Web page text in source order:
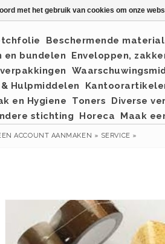
Beschermende
en bundelen
Enveloppen,
Hulpmiddelen
en Hygiene
Toners
Diverse
stichting
Horeca Maak
ACCOUNT AANMAKEN » SERVICE »
met het gebruik van cookies om onze